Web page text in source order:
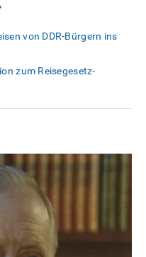
von DDR-Bürgern ins
zum Reisegesetz-